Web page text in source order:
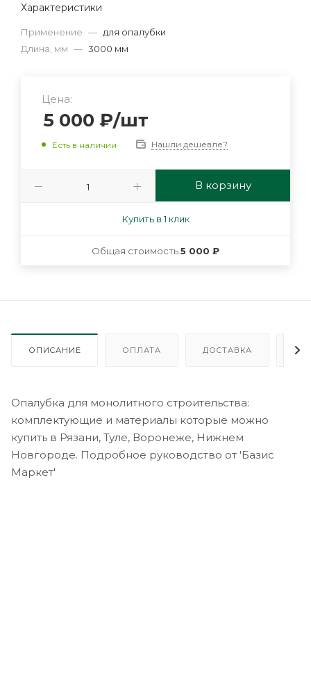
Характеристики
Применение — для опалубки
Длина, мм — 3000 мм
Цена:
5 000 ₽/шт
Есть в наличии Нашли дешевле?
В корзину
Купить в 1 клик
Общая стоимость5 000 ₽
ОПИСАНИЕ ОПЛАТА ДОСТАВКА
Опалубка для монолитного строительства:
комплектующие и материалы которые можно
купить в Рязани, Туле, Воронеже, Нижнем
Новгороде. Подробное руководство от 'Базис
Маркет'